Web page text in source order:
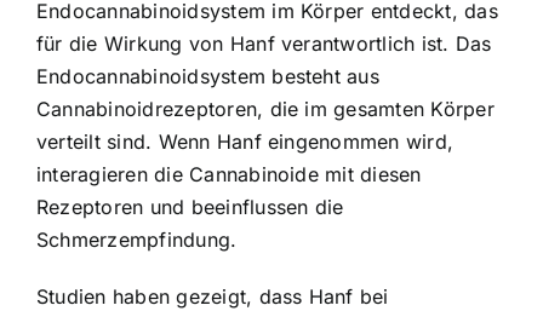
Endocannabinoidsystem im Körper entdeckt, das
für die Wirkung von Hanf verantwortlich ist. Das
Endocannabinoidsystem besteht aus
Cannabinoidrezeptoren, die im gesamten Körper
verteilt sind. Wenn Hanf eingenommen wird,
interagieren die Cannabinoide mit diesen
Rezeptoren und beeinflussen die
Schmerzempfindung.
Studien haben gezeigt, dass Hanf bei